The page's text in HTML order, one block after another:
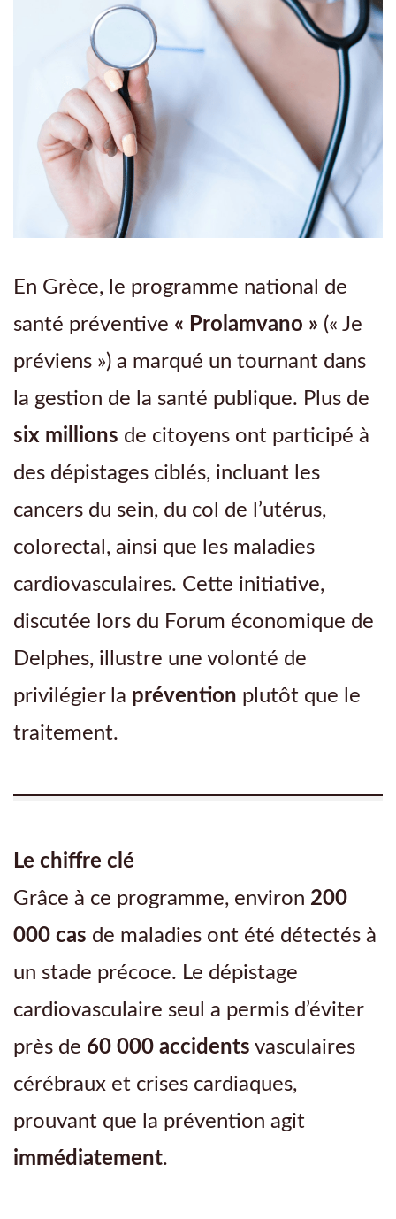
En Grèce, le programme national de
santé préventive « Prolamvano » (« Je
préviens ») a marqué un tournant dans
la gestion de la santé publique. Plus de
six millions de citoyens ont participé à
des dépistages ciblés, incluant les
cancers du sein, du col de l’utérus,
colorectal, ainsi que les maladies
cardiovasculaires. Cette initiative,
discutée lors du Forum économique de
Delphes, illustre une volonté de
privilégier la prévention plutôt que le
traitement.
Le chiffre clé
Grâce à ce programme, environ 200
000 cas de maladies ont été détectés à
un stade précoce. Le dépistage
cardiovasculaire seul a permis d’éviter
près de 60 000 accidents vasculaires
cérébraux et crises cardiaques,
prouvant que la prévention agit
immédiatement.